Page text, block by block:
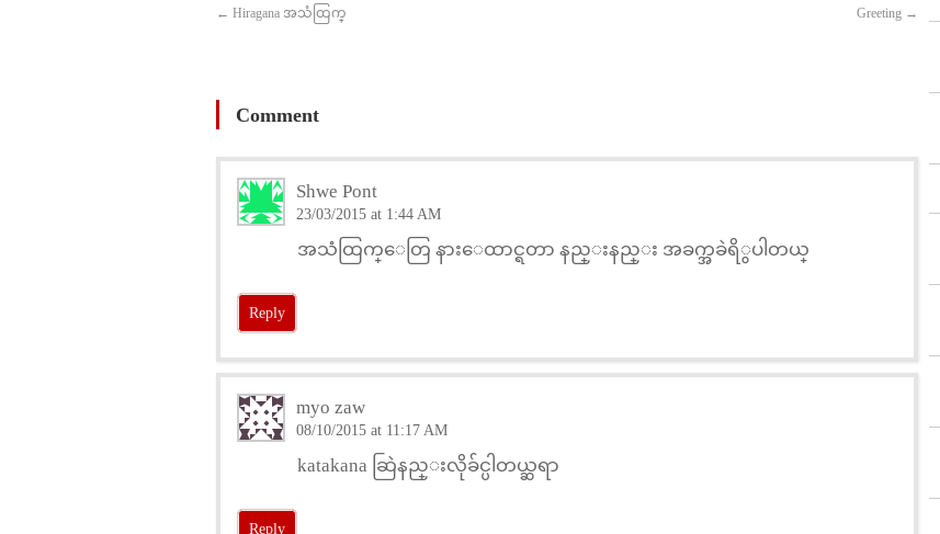
← Hiragana အသံထြက္ Greeting →
Comment
Shwe Pont
23/03/2015 at 1:44 AM
အသံထြက္ေတြ နားေထာင္ရတာ နည္းနည္း အခက္အခဲရိွပါတယ္
Reply
myo zaw
08/10/2015 at 11:17 AM
katakana ဆြဲနည္းလိုခ်င္ပါတယ္ဆရာ
Reply